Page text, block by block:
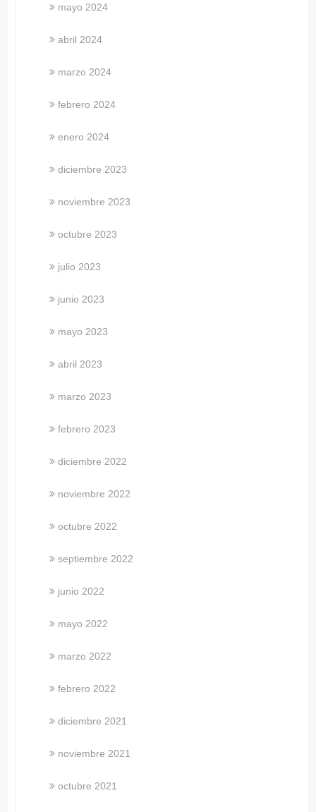
mayo 2024
abril 2024
marzo 2024
febrero 2024
enero 2024
diciembre 2023
noviembre 2023
octubre 2023
julio 2023
junio 2023
mayo 2023
abril 2023
marzo 2023
febrero 2023
diciembre 2022
noviembre 2022
octubre 2022
septiembre 2022
junio 2022
mayo 2022
marzo 2022
febrero 2022
diciembre 2021
noviembre 2021
octubre 2021